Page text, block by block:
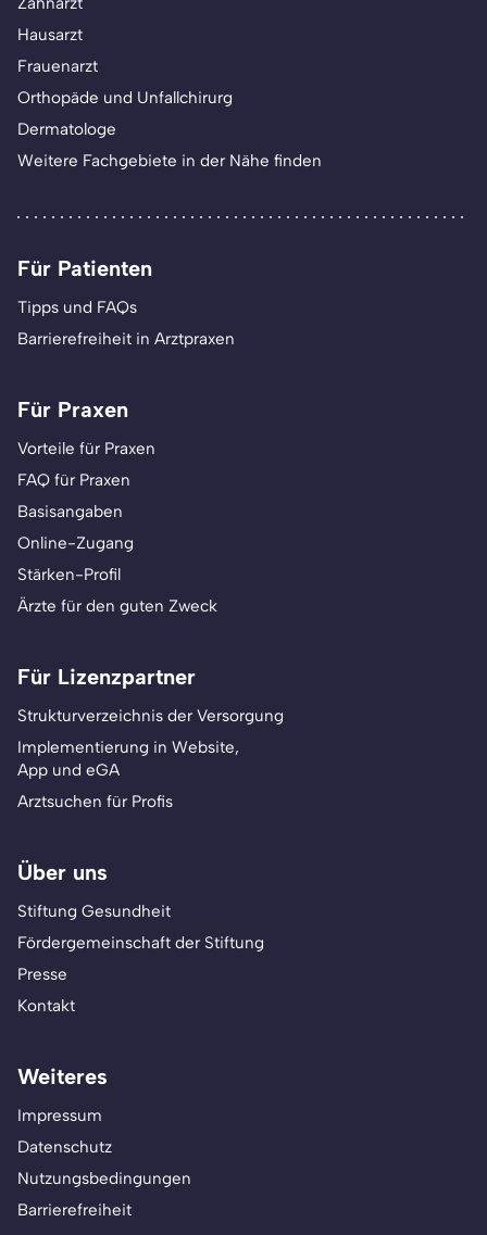
Hausarzt
Frauenarzt
Orthopäde und Unfallchirurg
Dermatologe
Weitere Fachgebiete in der Nähe finden
Für Patienten
Tipps und FAQs
Barrierefreiheit in Arztpraxen
Für Praxen
Vorteile für Praxen
FAQ für Praxen
Basisangaben
Online-Zugang
Stärken-Profil
Ärzte für den guten Zweck
Für Lizenzpartner
Strukturverzeichnis der Versorgung
Implementierung in Website,
App und eGA
Arztsuchen für Profis
Über uns
Stiftung Gesundheit
Fördergemeinschaft der Stiftung
Presse
Kontakt
Weiteres
Impressum
Datenschutz
Nutzungsbedingungen
Barrierefreiheit